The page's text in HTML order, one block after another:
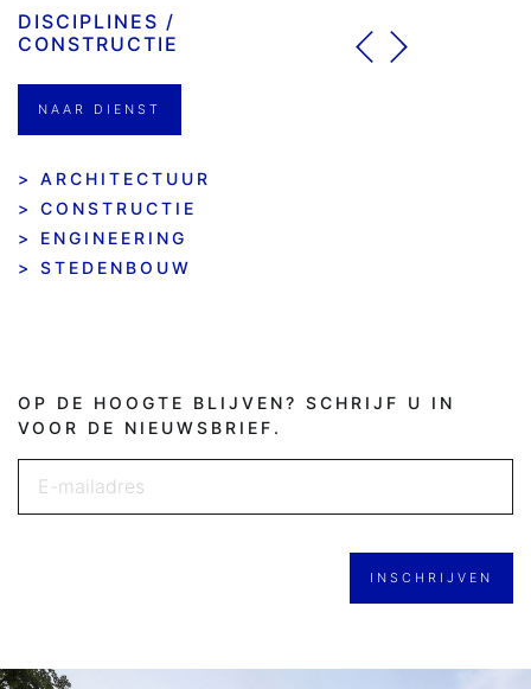
DISCIPLINES /
CONSTRUCTIE
NAAR DIENST
ARCHITECTUUR
CONSTRUCTIE
ENGINEERING
STEDENBOUW
OP DE HOOGTE BLIJVEN? SCHRIJF U IN
VOOR DE NIEUWSBRIEF.
INSCHRIJVEN